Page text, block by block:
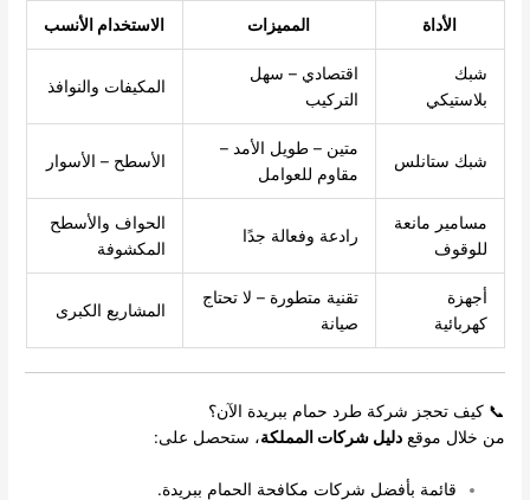
الأداة
المميزات الاستخدام الأنسب
شبك
بلاستيكي
اقتصادي – سهل
التركيب
المكيفات والنوافذ
شبك ستانلس
متين – طويل الأمد –
مقاوم للعوامل
الأسطح – الأسوار
مسامير مانعة
للوقوف
رادعة وفعالة جدًا
الحواف والأسطح
المكشوفة
أجهزة
كهربائية
تقنية متطورة – لا تحتاج
صيانة
المشاريع الكبرى
📞 كيف تحجز شركة طرد حمام ببريدة الآن؟
من خلال موقعدليل شركات المملكة، ستحصل على:
قائمة بأفضل شركات مكافحة الحمام ببريدة.